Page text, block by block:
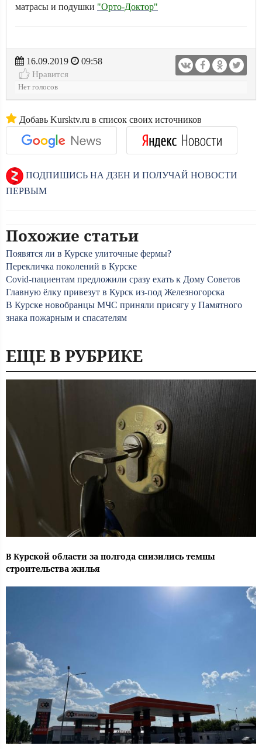
матрасы и подушки "Орто-Доктор"
16.09.2019
09:58
Нравится
Нет голосов
Добавь Kursktv.ru в список своих источников
ПОДПИШИСЬ НА ДЗЕН И ПОЛУЧАЙ НОВОСТИ
ПЕРВЫМ
Похожие статьи
Появятся ли в Курске улиточные фермы?
Перекличка поколений в Курске
Covid-пациентам предложили сразу ехать к Дому Советов
Главную ёлку привезут в Курск из-под Железногорска
В Курске новобранцы МЧС приняли присягу у Памятного
знака пожарным и спасателям
ЕЩЕ В РУБРИКЕ
В Курской области за полгода снизились темпы
строительства жилья